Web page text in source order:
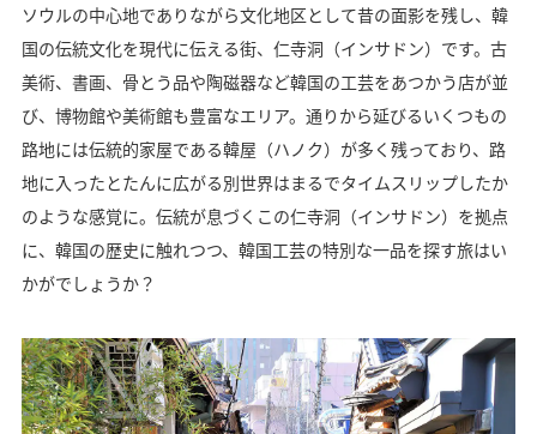
ソウルの中心地でありながら文化地区として昔の面影を残し、韓
国の伝統文化を現代に伝える街、仁寺洞（インサドン）です。古
美術、書画、骨とう品や陶磁器など韓国の工芸をあつかう店が並
び、博物館や美術館も豊富なエリア。通りから延びるいくつもの
路地には伝統的家屋である韓屋（ハノク）が多く残っており、路
地に入ったとたんに広がる別世界はまるでタイムスリップしたか
のような感覚に。伝統が息づくこの仁寺洞（インサドン）を拠点
に、韓国の歴史に触れつつ、韓国工芸の特別な一品を探す旅はい
かがでしょうか？